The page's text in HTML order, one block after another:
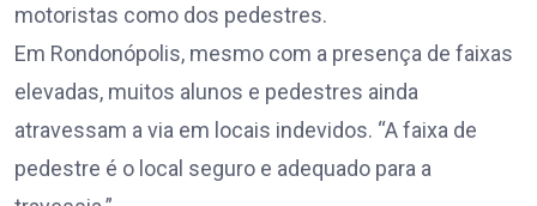
motoristas como dos pedestres.
Em Rondonópolis, mesmo com a presença de faixas
elevadas, muitos alunos e pedestres ainda
atravessam a via em locais indevidos. “A faixa de
pedestre é o local seguro e adequado para a